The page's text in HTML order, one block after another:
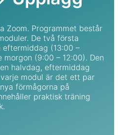
Zoom. Programmet består
De två första
eftermiddag (13:00 –
(9:00 – 12:00). Den
halvdag, eftermiddag
modul är det ett par
förmågorna på
praktisk träning